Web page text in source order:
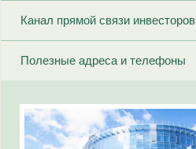
Канал прямой связи инвесторов
Полезные адреса и телефоны